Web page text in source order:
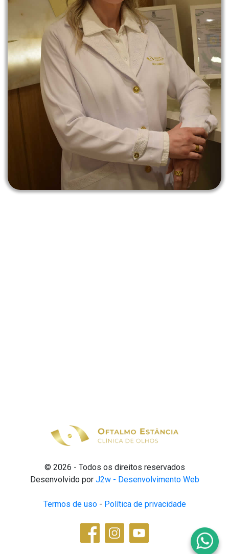
© 2026 - Todos os direitos reservados
Desenvolvido por J2w - Desenvolvimento Web
Termos de uso- Política de privacidade